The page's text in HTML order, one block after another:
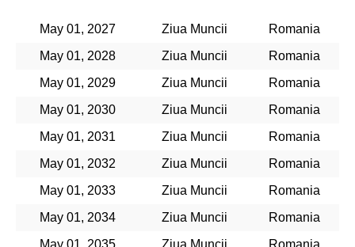
May 01, 2027 Ziua Muncii
Romania
May 01, 2028
Ziua Muncii
Romania
May 01, 2029
Ziua Muncii
Romania
May 01, 2030
Ziua Muncii
Romania
May 01, 2031
Ziua Muncii
Romania
May 01, 2032
Ziua Muncii
Romania
May 01, 2033
Ziua Muncii
Romania
May 01, 2034
Ziua Muncii
Romania
May 01, 2035
Ziua Muncii Romania